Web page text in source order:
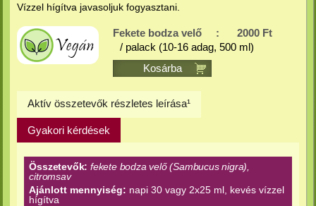
Vízzel hígítva javasoljuk fogyasztani.
Fekete bodza velő :
2000 Ft
/ palack (10-16 adag, 500 ml)
Kosárba
Aktív összetevők részletes leírása¹
Gyakori kérdések
Összetevők:fekete bodza velő (Sambucus nigra),
citromsav
Ajánlott mennyiség: napi 30 vagy 2x25 ml, kevés vízzel
hígítva